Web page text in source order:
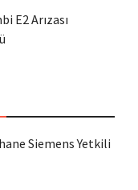
E2 Arızası
Siemens Yetkili